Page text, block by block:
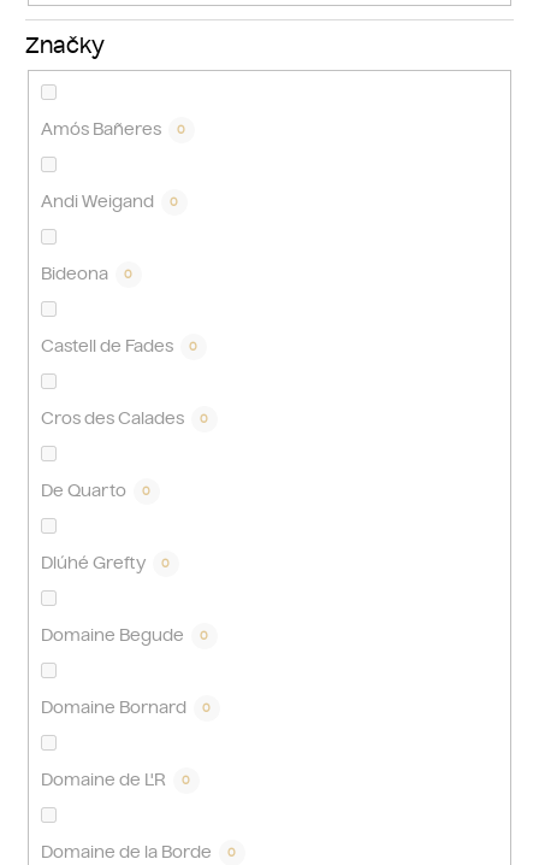
Značky
Amós Bañeres 0
Andi Weigand 0
Bideona 0
Castell de Fades 0
Cros des Calades 0
De Quarto 0
Dlúhé Grefty 0
Domaine Begude 0
Domaine Bornard 0
Domaine de L'R 0
Domaine de la Borde 0